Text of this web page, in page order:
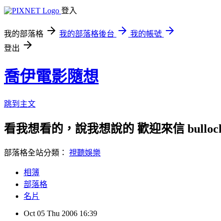
登入
我的部落格 我的部落格後台
我的帳號
登出
喬伊電影隨想
跳到主文
看我想看的，說我想說的 歡迎來信
部落格全站分類： 視聽娛樂
相簿
部落格
名片
Oct 05 Thu 2006 16:39